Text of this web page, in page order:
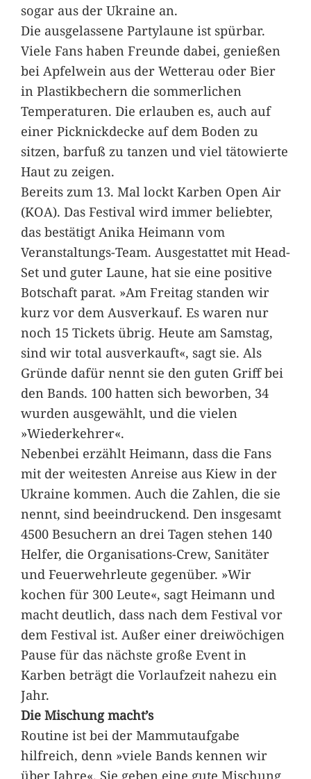
sogar aus der Ukraine an.
Die ausgelassene Partylaune ist spürbar.
Viele Fans haben Freunde dabei, genießen
bei Apfelwein aus der Wetterau oder Bier
in Plastikbechern die sommerlichen
Temperaturen. Die erlauben es, auch auf
einer Picknickdecke auf dem Boden zu
sitzen, barfuß zu tanzen und viel tätowierte
Haut zu zeigen.
Bereits zum 13. Mal lockt Karben Open Air
(KOA). Das Festival wird immer beliebter,
das bestätigt Anika Heimann vom
Veranstaltungs-Team. Ausgestattet mit Head-
Set und guter Laune, hat sie eine positive
Botschaft parat. »Am Freitag standen wir
kurz vor dem Ausverkauf. Es waren nur
noch 15 Tickets übrig. Heute am Samstag,
sind wir total ausverkauft«, sagt sie. Als
Gründe dafür nennt sie den guten Griff bei
den Bands. 100 hatten sich beworben, 34
wurden ausgewählt, und die vielen
»Wiederkehrer«.
Nebenbei erzählt Heimann, dass die Fans
mit der weitesten Anreise aus Kiew in der
Ukraine kommen. Auch die Zahlen, die sie
nennt, sind beeindruckend. Den insgesamt
4500 Besuchern an drei Tagen stehen 140
Helfer, die Organisations-Crew, Sanitäter
und Feuerwehrleute gegenüber. »Wir
kochen für 300 Leute«, sagt Heimann und
macht deutlich, dass nach dem Festival vor
dem Festival ist. Außer einer dreiwöchigen
Pause für das nächste große Event in
Karben beträgt die Vorlaufzeit nahezu ein
Jahr.
Die Mischung macht’s
Routine ist bei der Mammutaufgabe
hilfreich, denn »viele Bands kennen wir
über Jahre«. Sie geben eine gute Mischung